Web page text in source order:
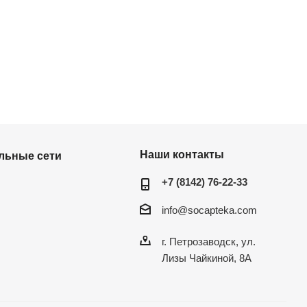
сети Наши контакты
+7 (8142) 76-22-33
info@socapteka.com
г. Петрозаводск, ул.
Лизы Чайкиной, 8А